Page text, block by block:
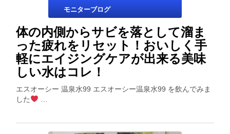
モニターブログ
体の内側からサビを落として溜ま
った疲れをリセット！おいしく手
軽にエイジングケアが出来る美味
しい水はコレ！
エスオーシー 温泉水99 エスオーシー温泉水99 を飲んでみま
した